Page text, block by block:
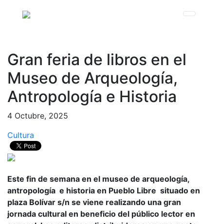
Gran feria de libros en el
Museo de Arqueología,
Antropología e Historia
4 Octubre, 2025
Cultura
Este fin de semana en el museo de arqueología,
antropología e historia en Pueblo Libre situado en
plaza Bolívar s/n se viene realizando una gran
jornada cultural en beneficio del público lector en